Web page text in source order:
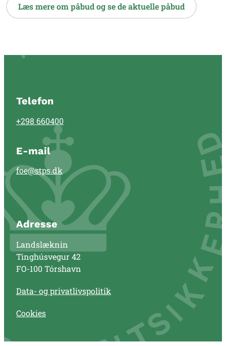
Læs mere om påbud og se de aktuelle påbud
Telefon
+298 660400
E-mail
foe@stps.dk
Adresse
Landslæknin
Tinghúsvegur 42
FO-100 Tórshavn
Data- og privatlivspolitik
Cookies